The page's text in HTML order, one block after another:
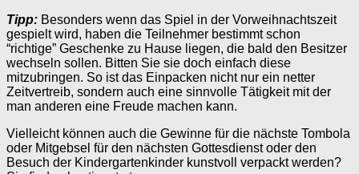
Tipp: Besonders wenn das Spiel in der Vorweihnachtszeit
gespielt wird, haben die Teilnehmer bestimmt schon
“richtige” Geschenke zu Hause liegen, die bald den Besitzer
wechseln sollen. Bitten Sie sie doch einfach diese
mitzubringen. So ist das Einpacken nicht nur ein netter
Zeitvertreib, sondern auch eine sinnvolle Tätigkeit mit der
man anderen eine Freude machen kann.
Vielleicht können auch die Gewinne für die nächste Tombola
oder Mitgebsel für den nächsten Gottesdienst oder den
Besuch der Kindergartenkinder kunstvoll verpackt werden?